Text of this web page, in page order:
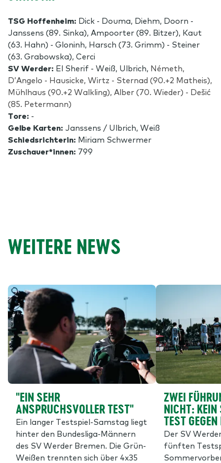
TSG Hoffenheim: Dick - Douma, Diehm, Doorn -
Janssens (89. Sinka), Ampoorter (89. Bitzer), Kaut
(63. Hahn) - Gloninh, Harsch (73. Grimm) - Steiner
(63. Grabowska), Cerci
SV Werder: El Sherif - Weiß, Ulbrich, Németh,
D’Angelo - Hausicke, Wirtz - Sternad (90.+2 Matheis),
Mühlhaus (90.+2 Walkling), Alber (70. Wieder) - Dešić
(85. Petermann)
Tore: -
Gelbe Karten: Janssens / Ulbrich, Weiß
Schiedsrichterin: Miriam Schwermer
Zuschauer*innen: 799
WEITERE NEWS
"EIN SEHR
ANSPRUCHSVOLLER TEST"
Ein langer Testspiel-Samstag liegt
hinter den Bundesliga-Männern
des SV Werder Bremen. Die Grün-
Weißen trennten sich über 4x35
ZWEI
NICHT:
TEST
Der SV
fünften